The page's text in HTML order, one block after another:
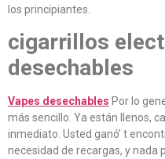
los principiantes.
cigarrillos
desechables
Vapes desechables Por lo
más sencillo. Ya están llenos,
inmediato. Usted ganó’ t
necesidad de recargas, y nada